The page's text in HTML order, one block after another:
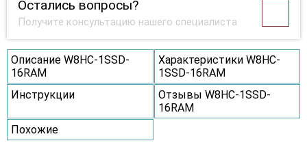
Остались вопросы?
Получите консультацию нашего специалиста
Описание W8HC-1SSD-
16RAM
Характеристики W8HC-
1SSD-16RAM
Инструкции
Отзывы W8HC-1SSD-
16RAM
Похожие